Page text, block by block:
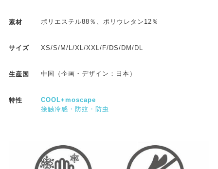
素材 ポリエステル88％、ポリウレタン12％
サイズ XS/S/M/L/XL/XXL/F/DS/DM/DL
生産国 中国（企画・デザイン：日本）
特性
COOL+moscape
接触冷感・防蚊・防虫